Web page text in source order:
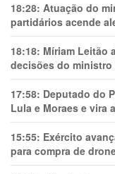
18:28: Atuação do
partidários acende
18:18: Míriam Leitão
decisões do ministro
17:58: Deputado do
Lula e Moraes e vira
15:55: Exército
para compra de